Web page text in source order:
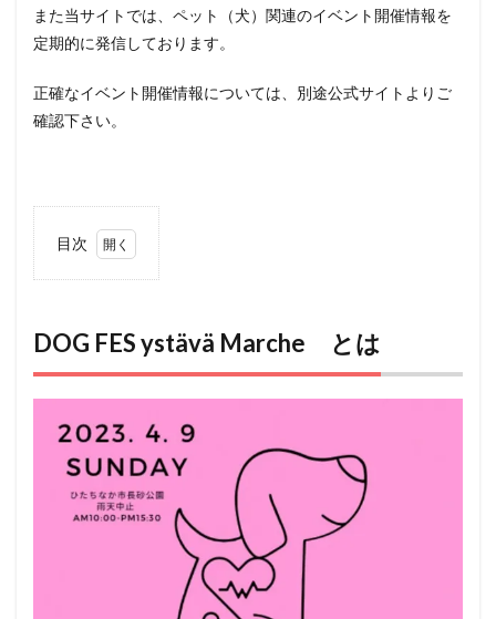
また当サイトでは、ペット（犬）関連のイベント開催情報を
定期的に発信しております。
正確なイベント開催情報については、別途公式サイトよりご
確認下さい。
目次
Marche
とは
セス
3
ペッ
DOG FES ystävä Marche とは